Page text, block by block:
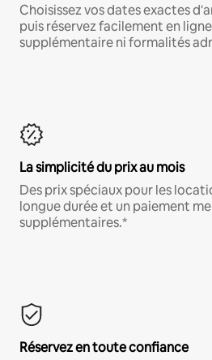
Choisissez vos dates exactes
puis réservez facilement en
supplémentaire ni formalités
La simplicité du prix au mois
Des prix spéciaux pour les
longue durée et un paiement
supplémentaires.*
Réservez en toute confiance